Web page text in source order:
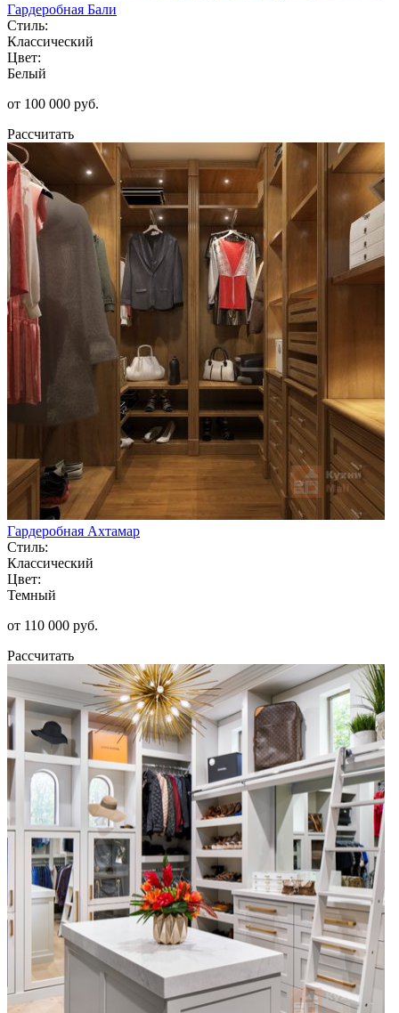
Гардеробная Бали
Стиль:
Классический
Цвет:
Белый
от 100 000 руб.
Рассчитать
Гардеробная Ахтамар
Стиль:
Классический
Цвет:
Темный
от 110 000 руб.
Рассчитать